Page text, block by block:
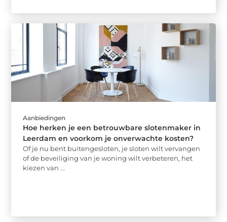
Aanbiedingen
Hoe herken je een betrouwbare slotenmaker in
Leerdam en voorkom je onverwachte kosten?
Of je nu bent buitengesloten, je sloten wilt vervangen
of de beveiliging van je woning wilt verbeteren, het
kiezen van ...